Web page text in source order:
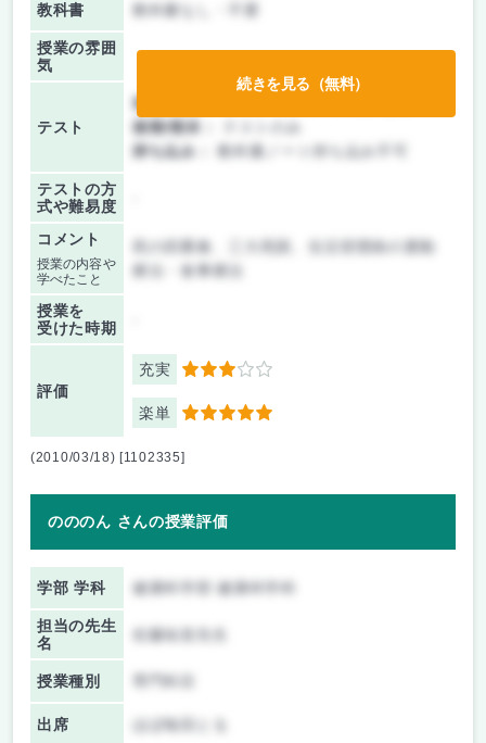
教科書 教科書なし・不要
授業の雰囲
気
テスト
前期/中間：
後期/期末：
持ち込み：
教科書ノート持ち込み不可
テストの方
式や難易度
コメント
授業の内容や
学べたこと
死の四重奏、三大死因、生活習慣病の運動
療法・食事療法
授業を
受けた時期
評価
充実 3
楽単 5
続きを見る（無料）
(2010/03/18) [1102335]
のののん さんの授業評価
学部 学科 健康科学部 健康科学科
担当の先生
名
佐藤祐造先生
授業種別
出席 ほぼ毎回とる